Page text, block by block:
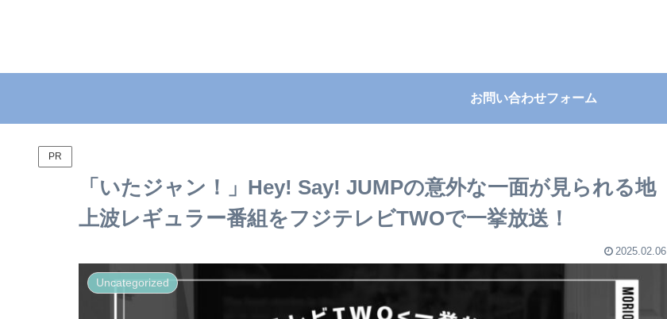
お問い合わせフォーム
PR
「いたジャン！」Hey! Say! JUMPの意外な一面が見られる地
上波レギュラー番組をフジテレビTWOで一挙放送！
2025.02.06
Uncategorized